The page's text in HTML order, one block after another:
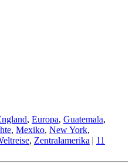
, Europa, Guatemala,
, Mexiko, New York,
, Zentralamerika | 11